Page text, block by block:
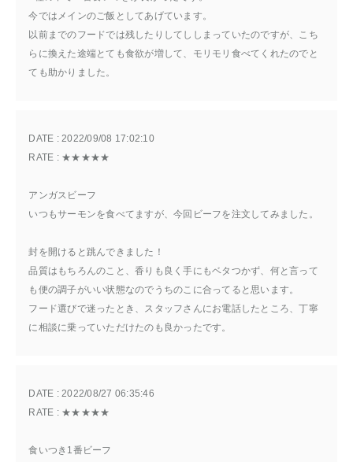
今ではメインのご飯としてあげています。
以前までのフードでは残したりしてししまっていたのですが、こち
らに換えた途端とても食欲が増して、モリモリ食べてくれたのでと
ても助かりました。
アンガスビーフ
DATE : 2022/09/08 17:02:10
RATE : ★★★★★
いつもサーモンを食べてますが、今回ビーフを注文してみました。
封を開けると跳んできました！
品質はもちろんのこと、香りも良く手にもベタつかず、何と言って
も便の調子がいい状態なのでうちのこに合ってると思います。
フード選びで迷ったとき、スタッフさんにお電話したところ、丁寧
に相談に乗っていただけたのも良かったです。
食いつき1番ビーフ
DATE : 2022/08/27 06:35:46
RATE : ★★★★★